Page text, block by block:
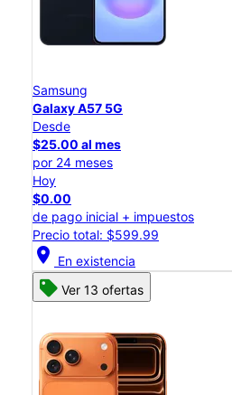
Samsung
Galaxy A57 5G
Desde
$25.00 al mes
por 24 meses
Hoy
$0.00
de pago inicial + impuestos
Precio total: $599.99
location_on En existencia
Ver 13 ofertas